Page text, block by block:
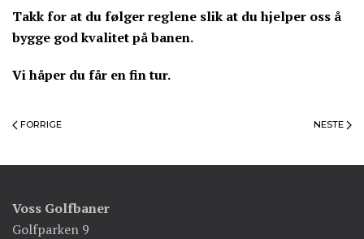
Takk for at du følger reglene slik at du hjelper oss å
bygge god kvalitet på banen.
Vi håper du får en fin tur.
FORRIGE NESTE
Voss Golfbaner
Golfparken 9